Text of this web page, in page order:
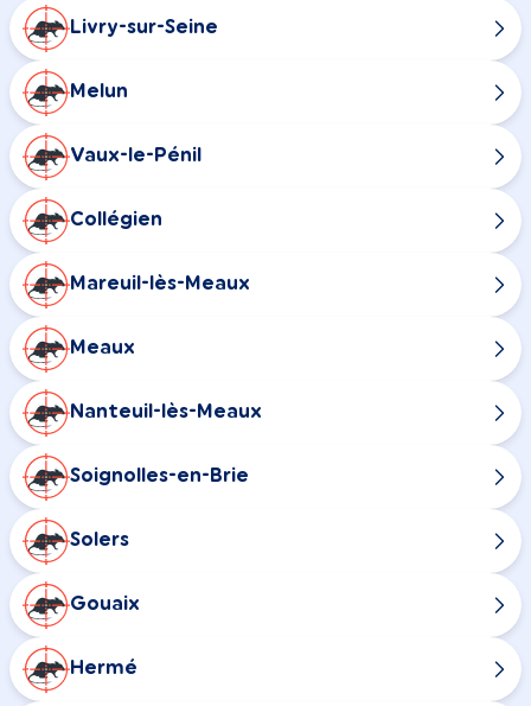
Livry-sur-Seine
Melun
Vaux-le-Pénil
Collégien
Mareuil-lès-Meaux
Meaux
Nanteuil-lès-Meaux
Soignolles-en-Brie
Solers
Gouaix
Hermé